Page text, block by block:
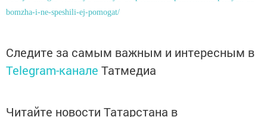
bomzha-i-ne-speshili-ej-pomogat/
Следите за самым важным и интересным в
Telegram-канале Татмедиа
Читайте новости Татарстана в